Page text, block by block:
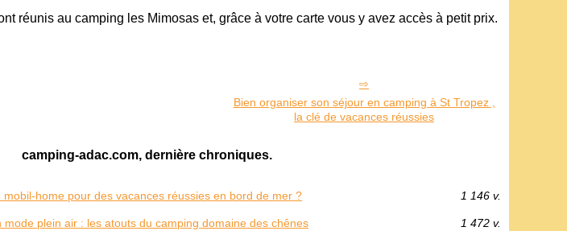
réunis au camping les Mimosas et, grâce à votre carte vous y avez accès à petit prix.
Bien organiser son séjour en camping à St Tropez ,
la clé de vacances réussies
camping-adac.com, dernière chroniques.
home pour des vacances réussies en bord de mer ? 1 146 v.
mode plein air : les atouts du camping domaine des chênes 1 472 v.